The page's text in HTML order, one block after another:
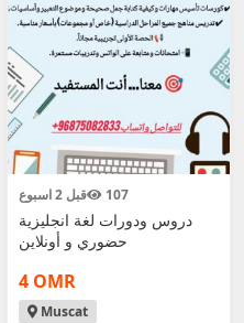
قبل 2 اسبوع 107
دروس ودورات لغة انجليزية
حضوري و أونلاين
4 OMR
Muscat